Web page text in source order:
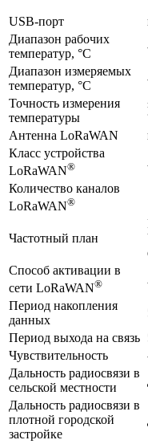
USB-порт
Диапазон рабочих
температур, °С
Диапазон измеряемых
температур, °С
Точность измерения
температуры
Антенна LoRaWAN
Класс устройства
LoRaWAN®
Количество каналов
LoRaWAN®
Частотный план
Способ активации в
сети LoRaWAN®
Период накопления
данных
Период выхода на связь
Чувствительность
Дальность радиосвязи в
сельской местности
Дальность радиосвязи в
плотной городской
застройке